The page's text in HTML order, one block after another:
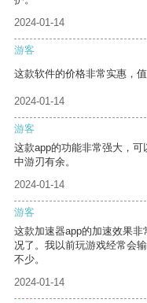
2024-01-14
游客
这款软件的价格非常实惠，值
2024-01-14
游客
这款app的功能非常强大，
中游刃有余。
2024-01-14
游客
这款加速器app的加速效果
况了。我以前玩游戏经常会
不少。
2024-01-14